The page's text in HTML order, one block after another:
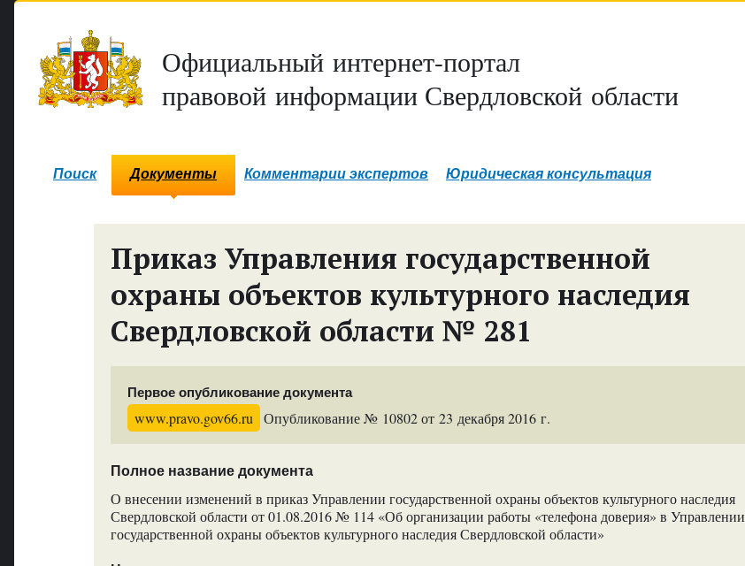
Официальный интернет-портал
правовой информации Свердловской области
Поиск Документы Комментарии экспертов Юридическая консультация
Приказ Управления государственной
охраны объектов культурного наследия
Свердловской области № 281
Первое опубликование документа
www.pravo.gov66.ru Опубликование № 10802 от 23 декабря 2016 г.
Полное название документа
О внесении изменений в приказ Управлении государственной охраны объектов культурного наследия
Свердловской области от 01.08.2016 № 114 «Об организации работы «телефона доверия» в Управлении
государственной охраны объектов культурного наследия Свердловской области»